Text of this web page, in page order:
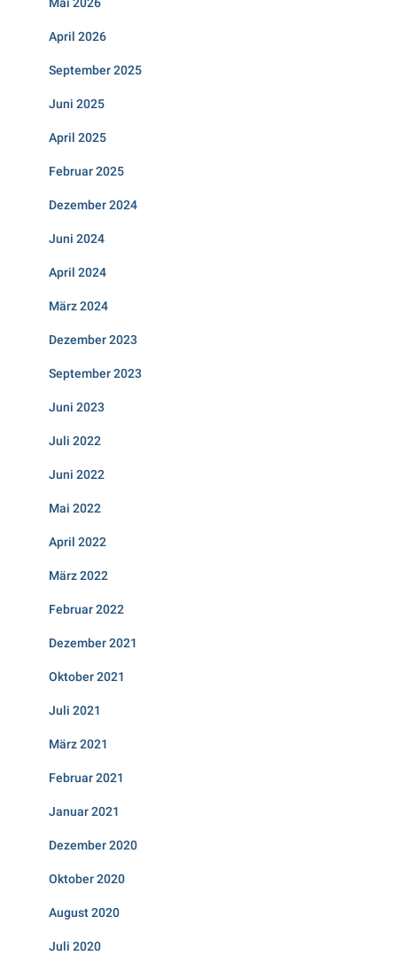
April 2026
September 2025
Juni 2025
April 2025
Februar 2025
Dezember 2024
Juni 2024
April 2024
März 2024
Dezember 2023
September 2023
Juni 2023
Juli 2022
Juni 2022
Mai 2022
April 2022
März 2022
Februar 2022
Dezember 2021
Oktober 2021
Juli 2021
März 2021
Februar 2021
Januar 2021
Dezember 2020
Oktober 2020
August 2020
Juli 2020